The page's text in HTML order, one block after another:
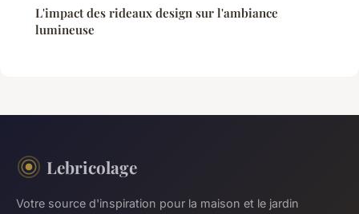
L'impact des rideaux design sur l'ambiance
lumineuse
Lebricolage
Votre source d'inspiration pour la maison et le jardin